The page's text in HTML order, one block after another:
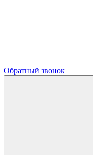
Обратный звонок